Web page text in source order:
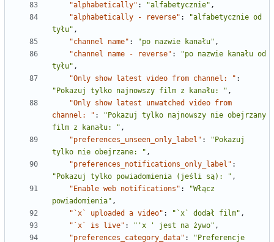
"alphabetically" : "alfabetycznie" ,
"alphabetically - reverse" :
"alfabetycznie od
tyłu" ,
"channel name" : "po nazwie kanału" ,
"channel name - reverse" :
"po nazwie kanału od
tyłu" ,
"Only show latest video from channel: " :
"Pokazuj tylko najnowszy film z kanału: " ,
"Only show latest unwatched video from
channel: " :
"Pokazuj tylko najnowszy nie obejrzany
film z kanału: " ,
"preferences_unseen_only_label" :
"Pokazuj
tylko nie obejrzane: " ,
"preferences_notifications_only_label" :
"Pokazuj tylko powiadomienia (jeśli są): " ,
"Enable web notifications" :
"Włącz
powiadomienia" ,
"`x` uploaded a video" : "`x` dodał film" ,
"`x` is live" : "'x ' jest na żywo" ,
"preferences_category_data" : "Preferencje